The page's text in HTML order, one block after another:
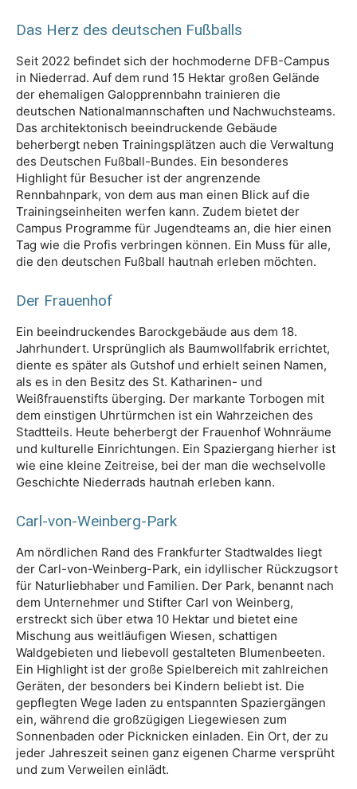
Das Herz des deutschen Fußballs
Seit 2022 befindet sich der hochmoderne DFB-Campus
in Niederrad. Auf dem rund 15 Hektar großen Gelände
der ehemaligen Galopprennbahn trainieren die
deutschen Nationalmannschaften und Nachwuchsteams.
Das architektonisch beeindruckende Gebäude
beherbergt neben Trainingsplätzen auch die Verwaltung
des Deutschen Fußball-Bundes. Ein besonderes
Highlight für Besucher ist der angrenzende
Rennbahnpark, von dem aus man einen Blick auf die
Trainingseinheiten werfen kann. Zudem bietet der
Campus Programme für Jugendteams an, die hier einen
Tag wie die Profis verbringen können. Ein Muss für alle,
die den deutschen Fußball hautnah erleben möchten.
Der Frauenhof
Ein beeindruckendes Barockgebäude aus dem 18.
Jahrhundert. Ursprünglich als Baumwollfabrik errichtet,
diente es später als Gutshof und erhielt seinen Namen,
als es in den Besitz des St. Katharinen- und
Weißfrauenstifts überging. Der markante Torbogen mit
dem einstigen Uhrtürmchen ist ein Wahrzeichen des
Stadtteils. Heute beherbergt der Frauenhof Wohnräume
und kulturelle Einrichtungen. Ein Spaziergang hierher ist
wie eine kleine Zeitreise, bei der man die wechselvolle
Geschichte Niederrads hautnah erleben kann.
Carl-von-Weinberg-Park
Am nördlichen Rand des Frankfurter Stadtwaldes liegt
der Carl-von-Weinberg-Park, ein idyllischer Rückzugsort
für Naturliebhaber und Familien. Der Park, benannt nach
dem Unternehmer und Stifter Carl von Weinberg,
erstreckt sich über etwa 10 Hektar und bietet eine
Mischung aus weitläufigen Wiesen, schattigen
Waldgebieten und liebevoll gestalteten Blumenbeeten.
Ein Highlight ist der große Spielbereich mit zahlreichen
Geräten, der besonders bei Kindern beliebt ist. Die
gepflegten Wege laden zu entspannten Spaziergängen
ein, während die großzügigen Liegewiesen zum
Sonnenbaden oder Picknicken einladen. Ein Ort, der zu
jeder Jahreszeit seinen ganz eigenen Charme versprüht
und zum Verweilen einlädt.